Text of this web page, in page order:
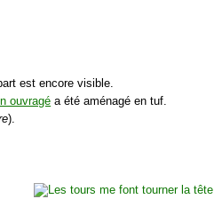
est encore visible.
ouvragé a été aménagé en tuf.
).